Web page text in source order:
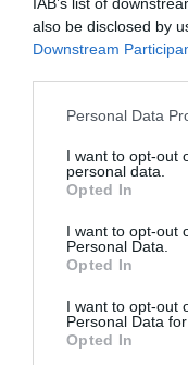
also be disclosed by
Downstream
Please note that this
not limited to your
grant or deny
use your data for
consent section.
Personal Data
I want to opt-out
personal data.
Opted In
I want to opt-out
Personal Data.
Opted In
I want to opt-out
Personal Data
Opted In